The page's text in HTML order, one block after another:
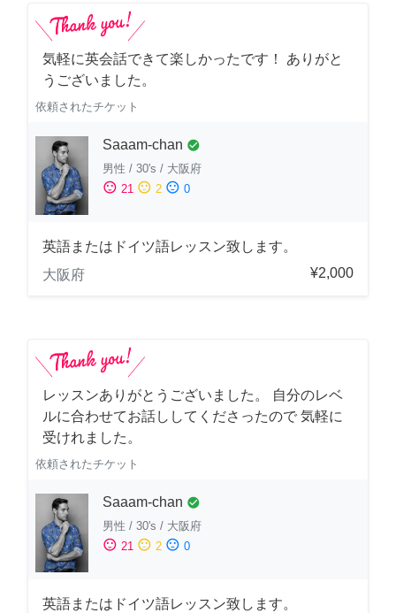
気軽に英会話できて楽しかったです！ ありがと
うございました。
依頼されたチケット
Saaam-chan check_circle
男性 / 30's / 大阪府
sentiment_satisfied 21 sentiment_neutral 2 sentiment_dissatisfied 0
英語またはドイツ語レッスン致します。
大阪府
¥2,000
レッスンありがとうございました。 自分のレベ
ルに合わせてお話ししてくださったので 気軽に
受けれました。
依頼されたチケット
Saaam-chan check_circle
男性 / 30's / 大阪府
sentiment_satisfied 21 sentiment_neutral 2 sentiment_dissatisfied 0
英語またはドイツ語レッスン致します。